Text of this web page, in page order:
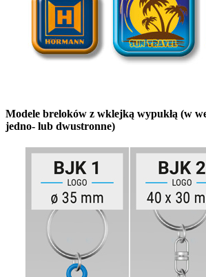
Modele breloków z wklejką wypukłą (w
jedno- lub dwustronne)